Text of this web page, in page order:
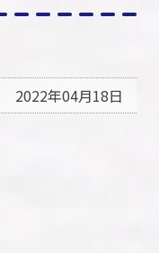
2022年04月18日